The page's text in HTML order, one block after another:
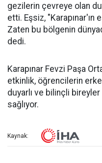
gezilerin çevreye olan
etti. Eşsiz, "Karapınar'ın
Zaten bu bölgenin
dedi.
Karapınar Fevzi Paşa
etkinlik, öğrencilerin
duyarlı ve bilinçli
sağlıyor.
Kaynak: